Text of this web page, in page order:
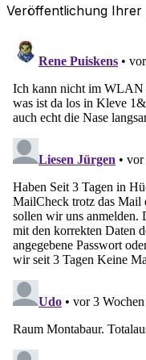
Veröffentlichung Ihrer